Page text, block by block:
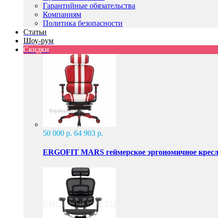
Гарантийные обязательства
Компаниям
Политика безопасности
Статьи
Шоу-рум
Скидки
50 000 р. 64 903 р.
ERGOFIT MARS геймерское эргономичное